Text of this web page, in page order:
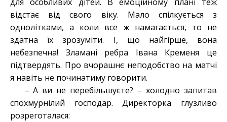
для особливих дітей. В емоційному плані теж
відстає від свого віку. Мало спілкується з
однолітками, а коли все ж намагається, то не
здатна їх зрозуміти. І, що найгірше, вона
небезпечна! Зламані ребра Івана Кременя це
підтвердять. Про вчорашнє неподобство на матчі
я навіть не починатиму говорити.
– А ви не перебільшуєте? – холодно запитав
спохмурнілий господар. Директорка глузливо
розреготалася: